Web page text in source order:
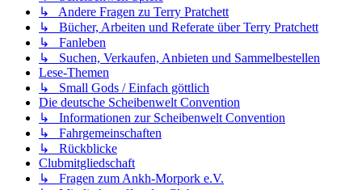
↳ Andere Fragen zu Terry Pratchett
↳ Bücher, Arbeiten und Referate über Terry Pratchett
↳ Fanleben
↳ Suchen, Verkaufen, Anbieten und Sammelbestellen
Lese-Themen
↳ Small Gods / Einfach göttlich
Die deutsche Scheibenwelt Convention
↳ Informationen zur Scheibenwelt Convention
↳ Fahrgemeinschaften
↳ Rückblicke
Clubmitgliedschaft
↳ Fragen zum Ankh-Morpork e.V.